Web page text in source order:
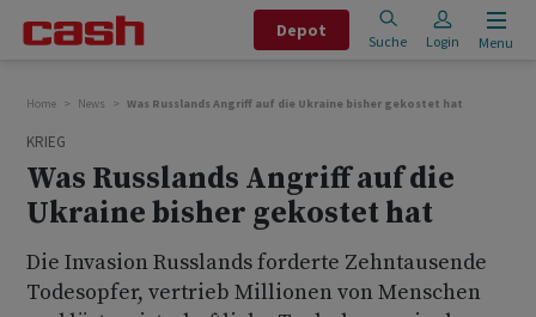
Depot
Suche Login Menu
Home News Was Russlands Angriff auf die Ukraine bisher gekostet hat
KRIEG
Was Russlands Angriff auf die
Ukraine bisher gekostet hat
Die Invasion Russlands forderte Zehntausende
Todesopfer, vertrieb Millionen von Menschen